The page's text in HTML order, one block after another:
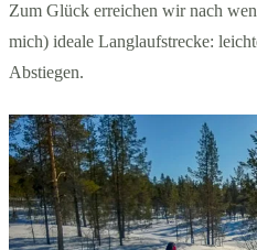
Zum Glück erreichen wir nach
mich) ideale Langlaufstrecke:
Abstiegen.